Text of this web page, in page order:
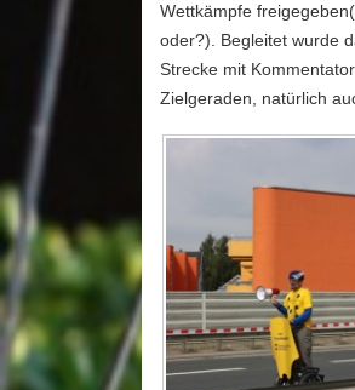
Wettkämpfe
oder?). Begleitet wurde
Strecke mit
Zielgeraden, natürlich